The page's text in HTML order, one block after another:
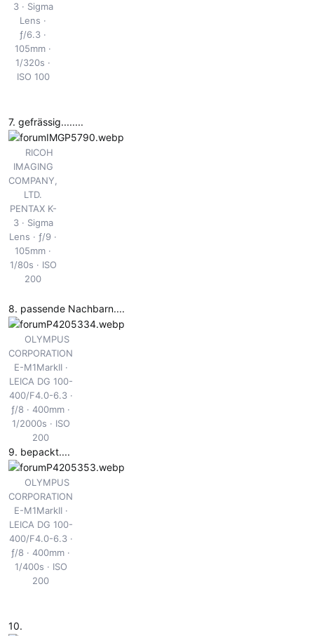
3
Sigma
Lens
ƒ/6.3
105mm
1/320s
ISO 100
7. gefrässig........
RICOH
IMAGING
COMPANY,
LTD.
PENTAX K-
3
Sigma
Lens
ƒ/9
105mm
1/80s
ISO
200
8. passende Nachbarn....
OLYMPUS
CORPORATION
E-M1MarkII
LEICA DG 100-
400/F4.0-6.3
ƒ/8
400mm
1/2000s
ISO
200
9. bepackt....
OLYMPUS
CORPORATION
E-M1MarkII
LEICA DG 100-
400/F4.0-6.3
ƒ/8
400mm
1/400s
ISO
200
10.